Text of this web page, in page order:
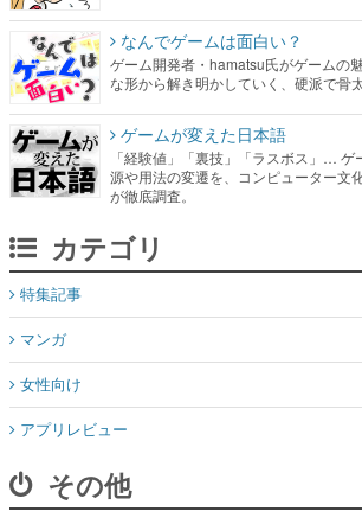
なんでゲームは面白い？
ゲーム開発者・hamatsu氏がゲームの
な形から解き明かしていく、硬派で骨
ゲームが変えた日本語
「経験値」「裏技」「ラスボス」… ゲ
源や用法の変遷を、コンピューター文
が徹底調査。
カテゴリ
特集記事
マンガ
女性向け
アプリレビュー
その他